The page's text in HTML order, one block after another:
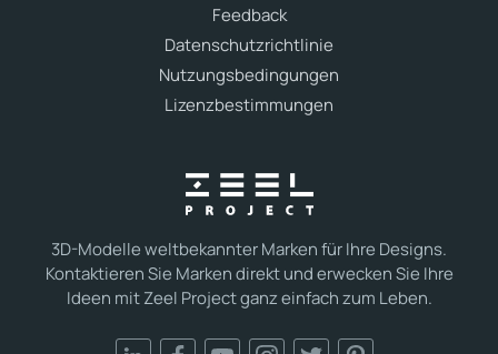
3D-Modelle weltbekannter Marken für Ihre Designs.
Kontaktieren Sie Marken direkt und erwecken Sie Ihre
Ideen mit Zeel Project ganz einfach zum Leben.
Feedback
Datenschutzrichtlinie
Nutzungsbedingungen
Lizenzbestimmungen